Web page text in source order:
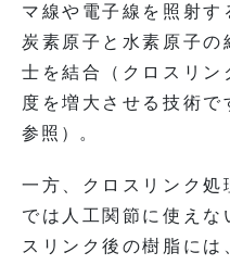
マ線や電子線を照射す
炭素原子と水素原子の
士を結合（クロスリン
度を増大させる技術で
参照）。
一方、クロスリンク処
では人工関節に使えな
スリンク後の樹脂に